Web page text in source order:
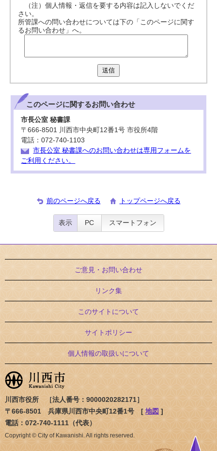
（注）個人情報・返信を要する内容は記入しないでくだ
さい。
所管課への問い合わせについては下の「このページに関す
るお問い合わせ」へ。
送信
このページに関するお問い合わせ
市長公室 秘書課
〒666-8501 川西市中央町12番1号 市役所4階
電話：072-740-1103
市長公室 秘書課へのお問い合わせは専用フォームを
ご利用ください。
前のページへ戻る トップページへ戻る
表示 PC スマートフォン
ご意見・お問い合わせ
リンク集
このサイトについて
サイトポリシー
個人情報の取扱いについて
川西市役所 ［法人番号：9000020282171］
〒666-8501 兵庫県川西市中央町12番1号 [ 地図 ]
電話：072-740-1111（代表）
Copyright © City of Kawanishi. All rights reserved.